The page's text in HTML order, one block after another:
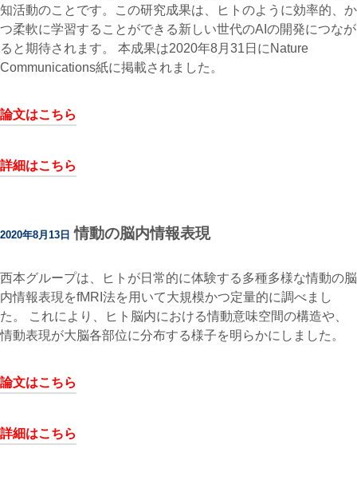
知活動のことです。この研究成果は、ヒトのように効率的、か
つ柔軟に学習することができる新しい世代のAIの開発につなが
ると期待されます。 本成果は2020年8月31日にNature
Communications紙に掲載されました。
論文はこちら
詳細はこちら
2020年8月13日 情動の脳内情報表現
西本グループは、ヒトが日常的に体験する多種多様な情動の脳
内情報表現をfMRI法を用いて大規模かつ定量的に調べまし
た。 これにより、ヒト脳内における情動意味空間の構造や、
情動表現が大脳各部位に分布する様子を明らかにしました。
論文はこちら
詳細はこちら